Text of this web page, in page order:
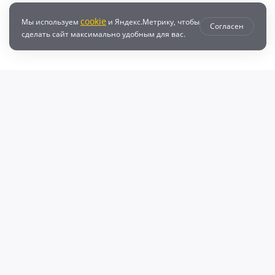
Мы используем cookie и Яндекс.Метрику, чтобы
сделать сайт максимально удобным для вас.
Согласен